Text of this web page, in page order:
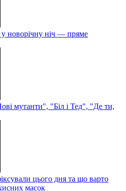
у новорічну ніч — пряме
мутанти", "Біл і Тед", "Де ти,
цього дня та що варто
масок